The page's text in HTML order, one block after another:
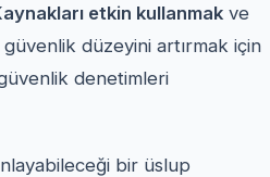
etkin kullanmak ve
düzeyini artırmak için
denetimleri
bir üslup